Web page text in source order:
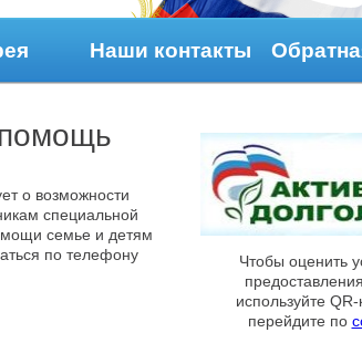
Наши контакты
о возможности
специальной
семье и детям
по телефону
Чтобы оценить
используйте
перейдите по